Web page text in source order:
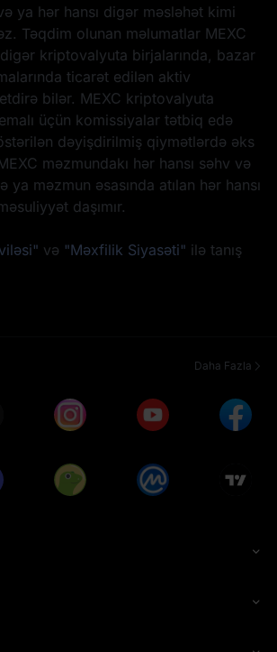
ya hər hansı digər məsləhət kimi
Təqdim olunan məlumatlar MEXC
kriptovalyuta birjalarında, bazar
ticarət edilən aktiv
bilər. MEXC kriptovalyuta
üçün komissiyalar tətbiq edə
dəyişdirilmiş qiymətlərdə əks
məzmundakı hər hansı səhv və
ya məzmun əsasında atılan hər hansı
daşımır.
və "Məxfilik Siyasəti" ilə tanış
Daha Fazla